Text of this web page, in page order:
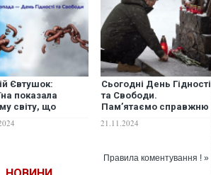
Євтушок:
показала
світу, що
слова
Сьогодні День Гідності
та Свободи.
Памʼятаємо справжню
України, – Зеленський
21.11.2024
Правила коментування ! »